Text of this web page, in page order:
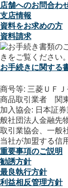
店舗へのお問合わ
支店情報
資料をお求めの方
資料請求
お手続きに関する
商号等: 三菱ＵＦ
商品取引業者 関
加入協会: 日本証
般社団法人金融先
取引業協会、一般
当社が加盟する信
重要事項のご説明
勧誘方針
最良執行方針
利益相反管理方針